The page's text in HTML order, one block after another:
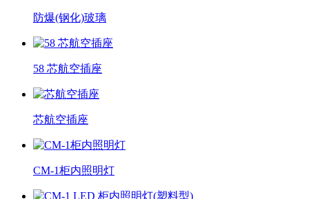
防爆(钢化)玻璃
58 芯航空插座
芯航空插座
CM-1柜内照明灯